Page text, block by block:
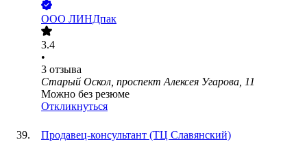
ООО ЛИНДпак
3.4
•
3 отзыва
Старый Оскол, проспект Алексея Угарова, 11
Можно без резюме
Откликнуться
Продавец-консультант (ТЦ Славянский)